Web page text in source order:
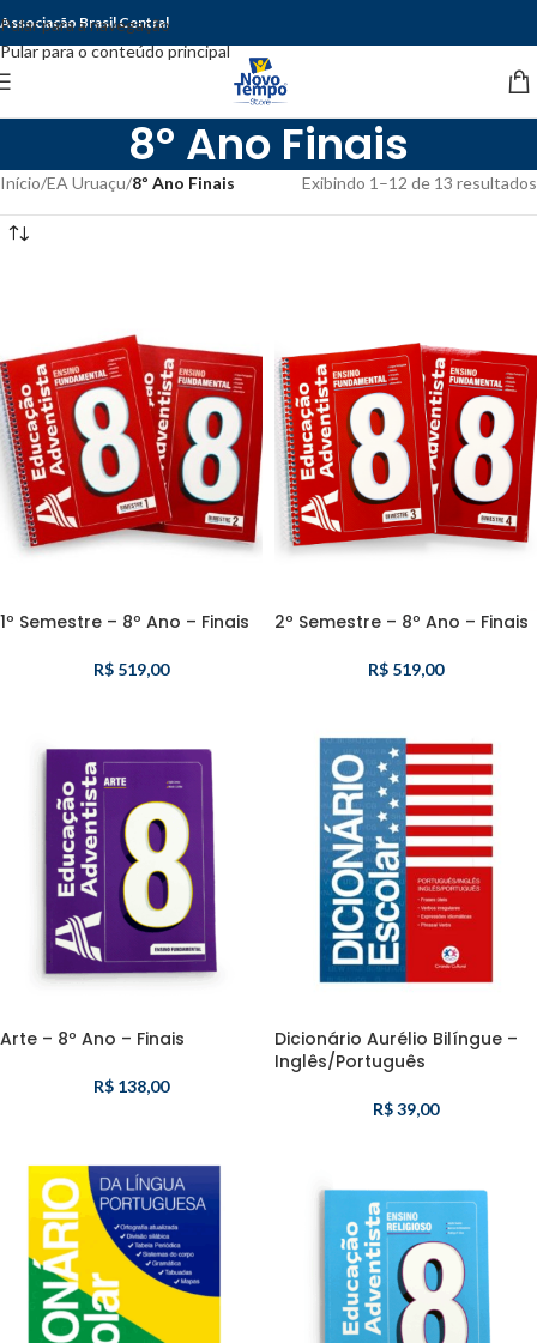
Pular para a navegação
Pular para o conteúdo principal
Associação Brasil Central
8º Ano Finais
Início/EA Uruaçu/8º Ano Finais Exibindo 1–12 de 13 resultados
1º Semestre – 8º Ano – Finais
R$ 519,00
2º Semestre – 8º Ano – Finais
R$ 519,00
Arte – 8º Ano – Finais
R$ 138,00
Dicionário Aurélio Bilíngue –
Inglês/Português
R$39,00